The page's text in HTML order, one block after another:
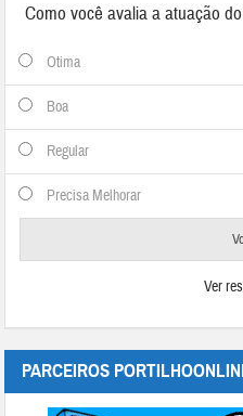
Como você avalia a atuação
Otima
Boa
Regular
Precisa Melhorar
Ver
PARCEIROS